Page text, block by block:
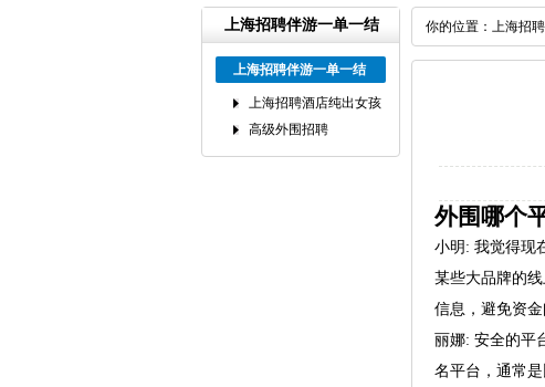
上海招聘伴游一单一结
上海招聘伴游一单一结
上海招聘酒店纯出女孩
高级外围招聘
你的位置： 上海招
外围哪个
小明 : 我觉得现
某些大品牌的
信息，避免资金
丽娜: 安全的平
名平台，通常